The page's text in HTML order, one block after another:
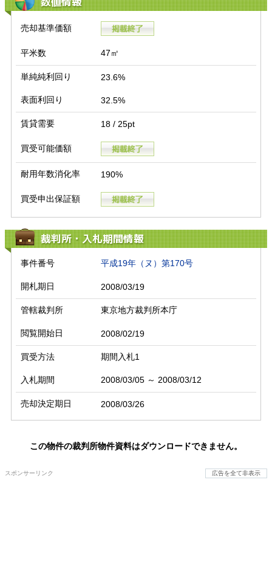
売却基準価額
平米数 47㎡
単純純利回り 23.6%
表面利回り 32.5%
賃貸需要 18 / 25pt
買受可能価額
耐用年数消化率 190%
買受申出保証額
裁判所・入札期間情報
事件番号 平成19年（ヌ）第170号
開札期日 2008/03/19
管轄裁判所 東京地方裁判所本庁
閲覧開始日 2008/02/19
買受方法 期間入札1
入札期間 2008/03/05 ～ 2008/03/12
売却決定期日 2008/03/26
この物件の裁判所物件資料はダウンロードできません。
スポンサーリンク 広告を全て非表示